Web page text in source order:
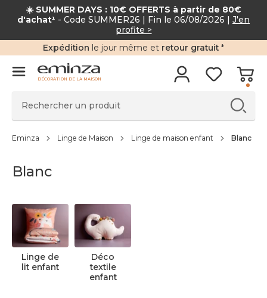
☀️ SUMMER DAYS : 10€ OFFERTS à partir de 80
d'achat¹ - Code SUMMER26 | Fin le 06/08/2026 | J'en
profite >
Expédition le jour même et retour gratuit *
DÉCORATION DE LA MAISON
Eminza Linge de Maison Linge de maison enfant Blanc
Blanc
Linge de
lit enfant
Déco
textile
enfant